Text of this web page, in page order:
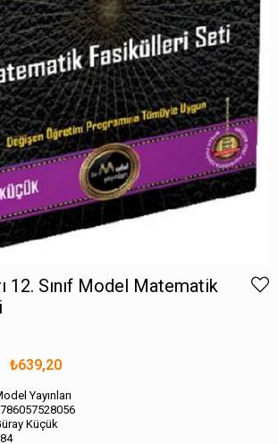
12. Sınıf Model Matematik
₺639,20
Yayınları
Küçük